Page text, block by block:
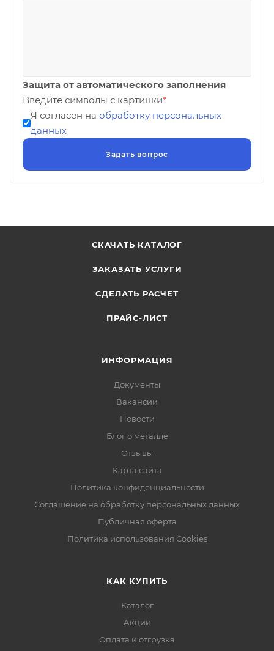
Защита от автоматического заполнения
Введите символы с картинки*
Я согласен на обработку персональных
данных
СКАЧАТЬ КАТАЛОГ
ЗАКАЗАТЬ УСЛУГИ
СДЕЛАТЬ РАСЧЕТ
ПРАЙС-ЛИСТ
ИНФОРМАЦИЯ
Документы
Вакансии
Новости
Блог о металле
Отзывы
Карта сайта
Политика конфиденциальности
Соглашение на обработку персональных данных
Публичная оферта
Политика использования Cookies
КАК КУПИТЬ
Каталог
Акции
Оплата и отгрузка